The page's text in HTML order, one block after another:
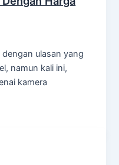
ulasan yang
namun kali ini,
kamera